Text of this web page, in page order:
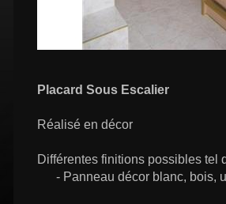
Placard Sous Escalier
Réalisé en décor
Différentes finitions possibles tel
- Panneau décor blanc, bois,